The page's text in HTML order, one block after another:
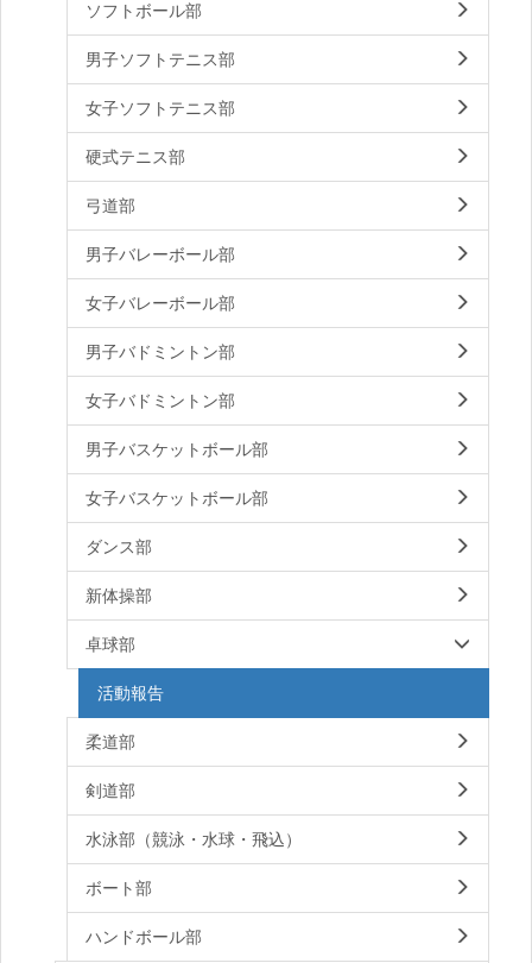
ソフトボール部
男子ソフトテニス部
女子ソフトテニス部
硬式テニス部
弓道部
男子バレーボール部
女子バレーボール部
男子バドミントン部
女子バドミントン部
男子バスケットボール部
女子バスケットボール部
ダンス部
新体操部
卓球部
活動報告
柔道部
剣道部
水泳部（競泳・水球・飛込）
ボート部
ハンドボール部